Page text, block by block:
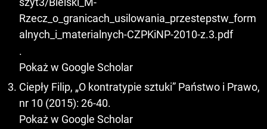
Rzecz_o_granicach_usilowania_przestepstw_form
alnych_i_materialnych-CZPKiNP-2010-z.3.pdf
.
Pokaż w Google Scholar
Ciepły Filip, „O kontratypie sztuki” Państwo i Prawo,
nr 10 (2015): 26-40.
Pokaż w Google Scholar